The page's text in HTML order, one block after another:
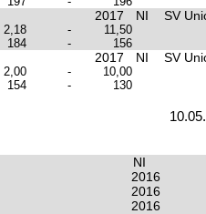
2017 NI SV
2,18 -
11,50
184 - 156
2017 NI SV
2,00 -
10,00
154 - 130
NI
2016
2016
2016